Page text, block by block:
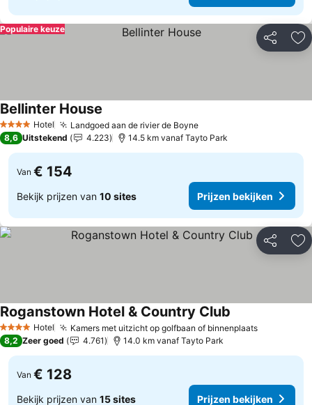
Delen
Populaire keuze
4 SterrenHotel Landgoed aan de rivier de Boyne
Bellinter House
8,6 Uitstekend 4.223 14.5 km vanaf Tayto Park
Van € 154
Bekijk prijzen van 10 sites Prijzen bekijken
Delen
4 SterrenHotel Kamers met uitzicht op golfbaan of binnenplaats
Roganstown Hotel & Country Club
8,2 Zeer goed 4.761 14.0 km vanaf Tayto Park
Van € 128
Bekijk prijzen van 15 sites Prijzen bekijken